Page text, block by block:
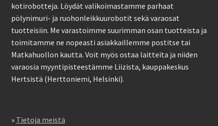
kotirobotteja. Löydät valikoimastamme parhaat
pölynimuri- ja ruohonleikkuurobotit sekä varaosat
tuotteisiin. Me varastoimme suurimman osan tuotteista ja
toimitamme ne nopeasti asiakkaillemme postitse tai
Matkahuollon kautta. Voit myös ostaa laitteita ja niiden
varaosia myyntipisteestämme Liizista, kauppakeskus
Hertsistä (Herttoniemi, Helsinki).
» Tietoja meistä